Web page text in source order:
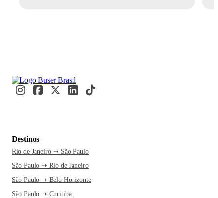
Destinos
Rio de Janeiro ➝ São Paulo
São Paulo ➝ Rio de Janeiro
São Paulo ➝ Belo Horizonte
São Paulo ➝ Curitiba